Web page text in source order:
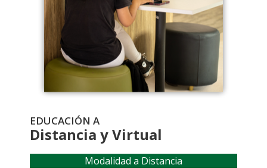
EDUCACIÓN A
Distancia y Virtual
Modalidad a Distancia